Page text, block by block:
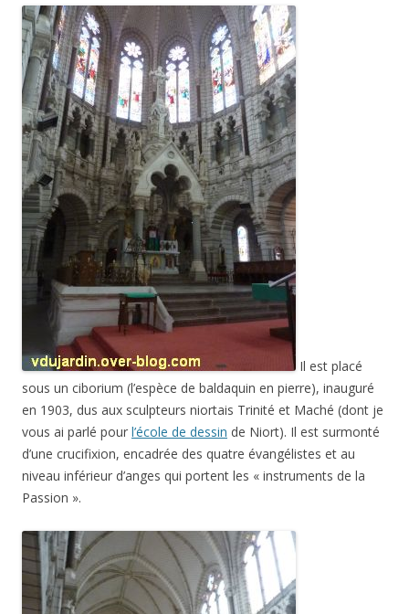
Il est placé
sous un ciborium (l’espèce de baldaquin en pierre), inauguré
en 1903, dus aux sculpteurs niortais Trinité et Maché (dont je
vous ai parlé pour l’école de dessin de Niort). Il est surmonté
d’une crucifixion, encadrée des quatre évangélistes et au
niveau inférieur d’anges qui portent les « instruments de la
Passion ».